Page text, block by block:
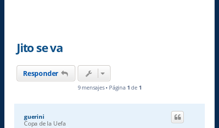
Jito se va
Responder
9 mensajes • Página 1 de 1
guerini
Copa de la Uefa